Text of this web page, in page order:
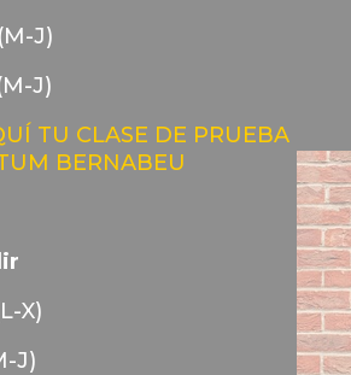
J)
J)
TU CLASE DE PRUEBA
BERNABEU
X)
J)